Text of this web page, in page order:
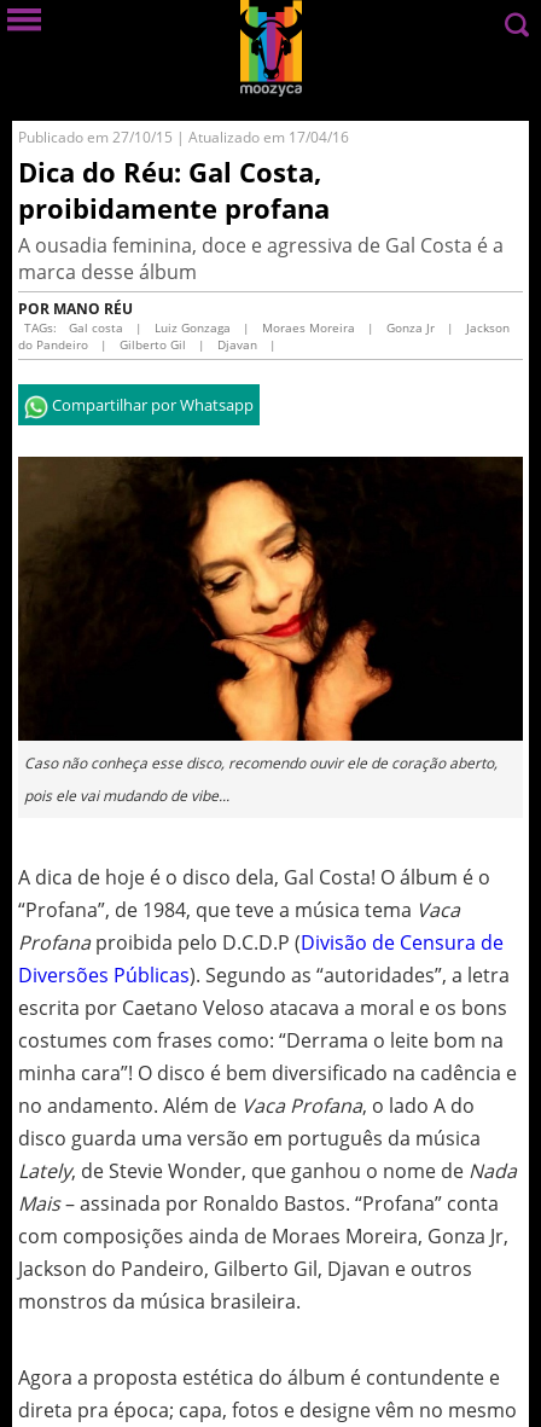
Publicado em 27/10/15 | Atualizado em 17/04/16
Dica do Réu: Gal Costa,
proibidamente profana
A ousadia feminina, doce e agressiva de Gal Costa é a
marca desse álbum
POR MANO RÉU
TAGs: Gal costa | Luiz Gonzaga | Moraes Moreira | Gonza Jr |
Jackson
do Pandeiro
| Gilberto Gil | Djavan |
Compartilhar por Whatsapp
Caso não conheça esse disco, recomendo ouvir ele de coração aberto,
pois ele vai mudando de vibe...
A dica de hoje é o disco dela, Gal Costa! O álbum é o
“Profana”, de 1984, que teve a música tema Vaca
Profanaproibida pelo D.C.D.P (Divisão de Censura de
Diversões Públicas). Segundo as “autoridades”, a letra
escrita por Caetano Veloso atacava a moral e os bons
costumes com frases como: “Derrama o leite bom na
minha cara”! O disco é bem diversificado na cadência e
no andamento. Além de Vaca Profana, o lado A do
disco guarda uma versão em português da música
Lately, de Stevie Wonder, que ganhou o nome de Nada
Mais– assinada por Ronaldo Bastos. “Profana” conta
com composições ainda de Moraes Moreira, Gonza Jr,
Jackson do Pandeiro, Gilberto Gil, Djavan e outros
monstros da música brasileira.
Agora a proposta estética do álbum é contundente e
direta pra época; capa, fotos e designe vêm no mesmo